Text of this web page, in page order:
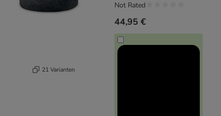
21 Varianten
44,95 €
Not Rated